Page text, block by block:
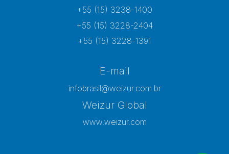
+55 (15) 3238-1400
+55 (15) 3228-2404
+55 (15) 3228-1391
E-mail
infobrasil@weizur.com.br
Weizur Global
www.weizur.com